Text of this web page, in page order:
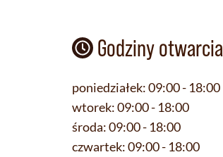
Godziny otwarcia
poniedziałek:09:00 - 18:00
wtorek:09:00 - 18:00
środa:09:00 - 18:00
czwartek:09:00 - 18:00